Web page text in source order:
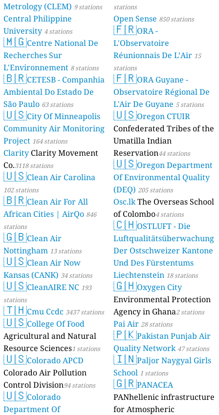
Metrology (CLEM) 9 stations
Central Philippine
University 4 stations
🇲🇬Centre National De
Recherches Sur
L'Environnement 8 stations
🇧🇷CETESB - Companhia
Ambiental Do Estado De
São Paulo 63 stations
🇺🇸City Of Minneapolis
Community Air Monitoring
Project 164 stations
Clarity Clarity Movement
Co.3118 stations
🇺🇸Clean Air Carolina
102 stations
🇧🇷Clean Air For All
African Cities | AirQo 846
stations
🇬🇧Clean Air
Nottingham 13 stations
🇺🇸Clean Air Now
Kansas (CANK) 34 stations
🇺🇸CleanAIRE NC 193
stations
🇹🇭Cmu Ccdc 3437 stations
🇺🇸College Of Food
Agricultural and Natural
Resource Sciences1 stations
🇺🇸Colorado APCD
Colorado Air Pollution
Control Division94 stations
🇺🇸Colorado
Department Of
stations
Open Sense 850 stations
🇫🇷ORA -
L'Observatoire
Réunionnais De L’Air 15
stations
🇫🇷ORA Guyane -
Observatoire Régional De
L'Air De Guyane 5 stations
🇺🇸Oregon CTUIR
Confederated Tribes of the
Umatilla Indian
Reservation44 stations
🇺🇸Oregon Department
Of Environmental Quality
(DEQ) 205 stations
Osc.lkThe Overseas School
of Colombo4 stations
🇨🇭OSTLUFT - Die
Luftqualitätsüberwachung
Der Ostschweizer Kantone
Und Des Fürstentums
Liechtenstein 18 stations
🇬🇭Oxygen City
Environmental Protection
Agency in Ghana2 stations
Pai Air 28 stations
🇵🇰Pakistan Punjab Air
Quality Network 47 stations
🇮🇳Paljor Naygyal Girls
School 1 stations
🇬🇷PANACEA
PANhellenic infrastructure
for Atmospheric